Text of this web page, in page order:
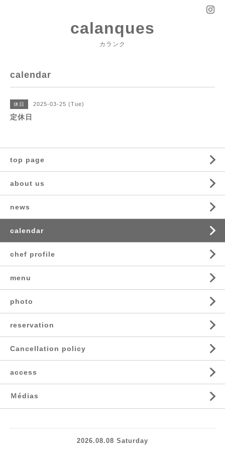
calanques
カランク
calendar
休日 2025-03-25 (Tue)
定休日
top page
about us
news
calendar
chef profile
menu
photo
reservation
Cancellation policy
access
Ｍédias
2026.08.08 Saturday